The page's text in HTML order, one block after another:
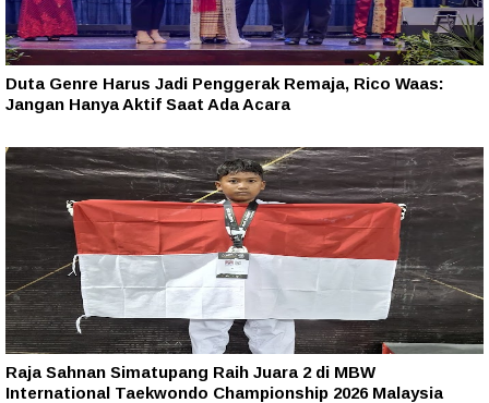
Duta Genre Harus Jadi Penggerak Remaja, Rico Waas:
Jangan Hanya Aktif Saat Ada Acara
Raja Sahnan Simatupang Raih Juara 2 di MBW
International Taekwondo Championship 2026 Malaysia